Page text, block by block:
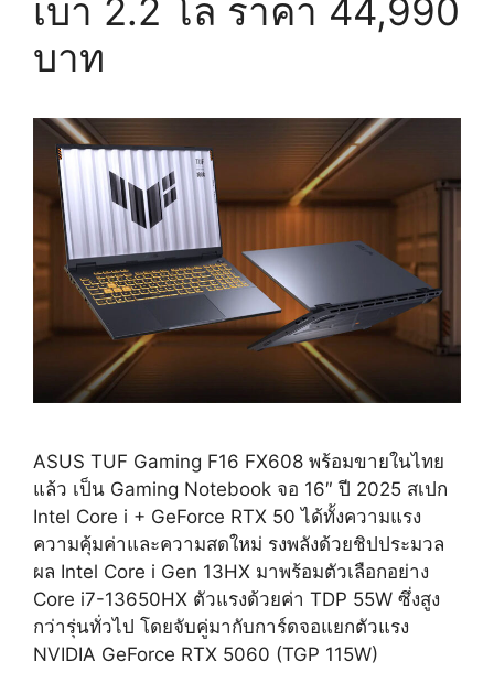
เบา 2.2 โล ราคา 44,990
บาท
ASUS TUF Gaming F16 FX608 พร้อมขายในไทย
แล้ว เป็น Gaming Notebook จอ 16″ ปี 2025 สเปก
Intel Core i + GeForce RTX 50 ได้ทั้งความแรง
ความคุ้มค่าและความสดใหม่ รงพลังด้วยชิปประมวล
ผล Intel Core i Gen 13HX มาพร้อมตัวเลือกอย่าง
Core i7-13650HX ตัวแรงด้วยค่า TDP 55W ซึ่งสูง
กว่ารุ่นทั่วไป โดยจับคู่มากับการ์ดจอแยกตัวแรง
NVIDIA GeForce RTX 5060 (TGP 115W)